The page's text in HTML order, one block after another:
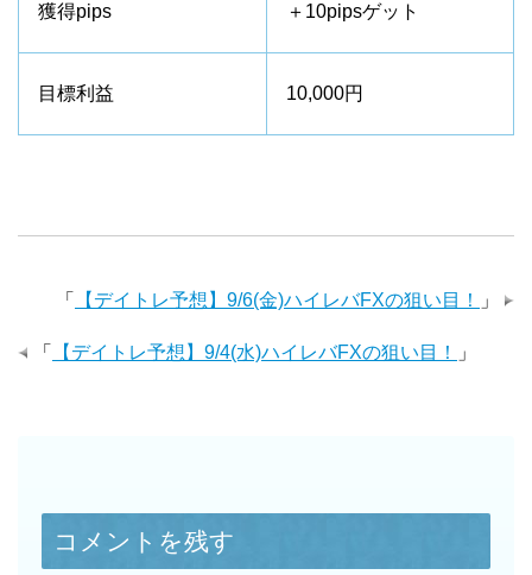
獲得pips ＋10pipsゲット
目標利益 10,000円
「 【デイトレ予想】9/6(金)ハイレバFXの狙い目！ 」
「 【デイトレ予想】9/4(水)ハイレバFXの狙い目！ 」
コメントを残す